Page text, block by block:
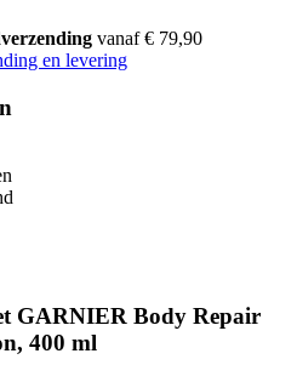
vanaf € 79,90
en levering
GARNIER Body Repair
400 ml